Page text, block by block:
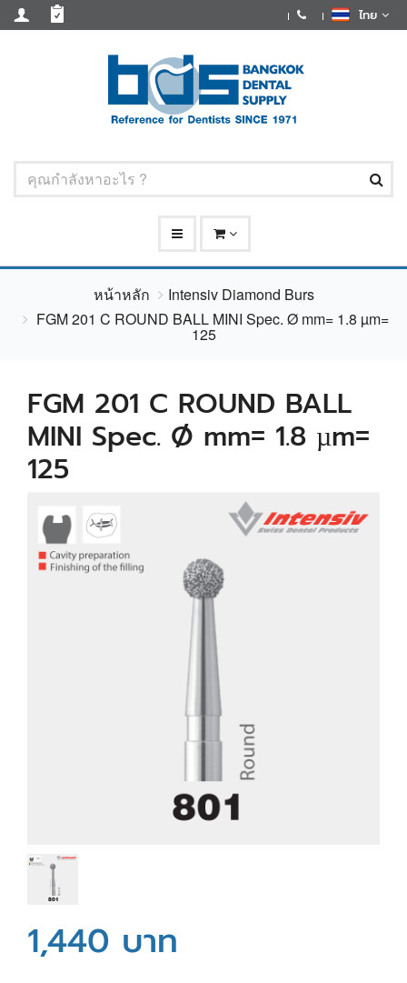
ไทย
หน้าหลัก
Intensiv Diamond Burs
FGM 201 C ROUND BALL MINI Spec. Ø mm= 1.8 µm=
125
FGM 201 C ROUND BALL
MINI Spec. Ø mm= 1.8 µm=
125
1,440 บาท